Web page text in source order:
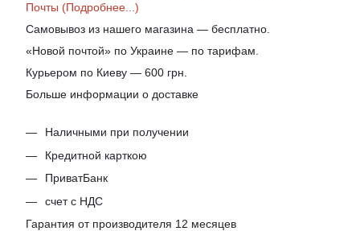
Почты (Подробнее...)
Самовывоз из нашего магазина — бесплатно.
«Новой почтой» по Украине — по тарифам.
Курьером по Киеву — 600 грн.
Больше информации о доставке
Наличными при получении
Кредитной карткою
ПриватБанк
счет с НДС
Гарантия от производителя 12 месяцев